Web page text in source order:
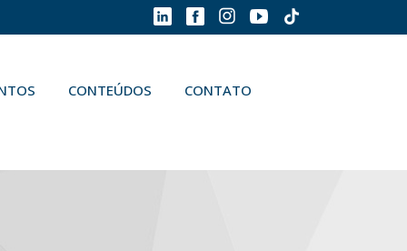
CONTEÚDOS CONTATO